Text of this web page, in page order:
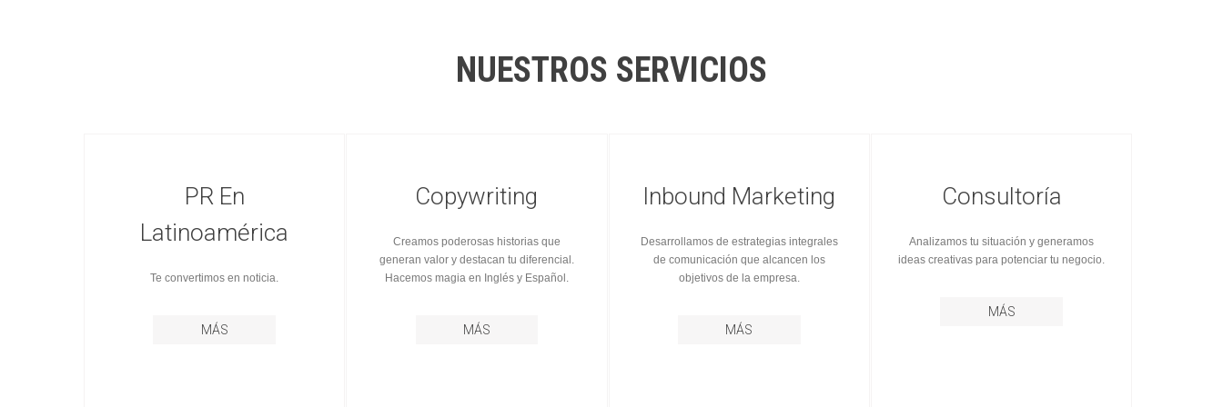
NUESTROS SERVICIOS
PR En
Latinoamérica
Te convertimos en noticia.
MÁS
Copywriting
Creamos poderosas historias que
generan valor y destacan tu diferencial.
Hacemos magia en Inglés y Español.
MÁS
Inbound Marketing
Desarrollamos de estrategias integrales
de comunicación que alcancen los
objetivos de la empresa.
MÁS
Consultoría
Analizamos tu situación y generamos
ideas creativas para potenciar tu negocio.
MÁS